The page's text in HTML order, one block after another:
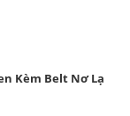
Kèm Belt Nơ Lạ